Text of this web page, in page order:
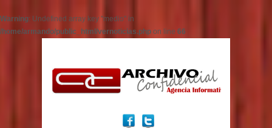
Warning: Undefined array key "medio" in
/home/armando/public_html/vernoticias.php on line 66